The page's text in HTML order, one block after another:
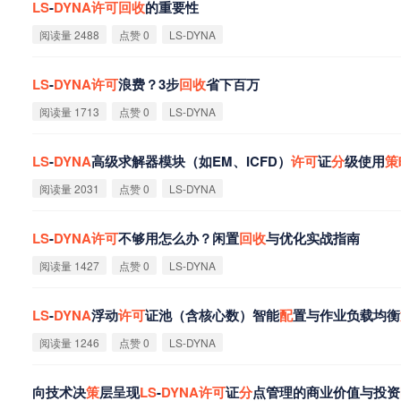
LS-DYNA许可回收的重要性
阅读量 2488 点赞 0 LS-DYNA
LS-DYNA许可浪费？3步回收省下百万
阅读量 1713 点赞 0 LS-DYNA
LS-DYNA高级求解器模块（如EM、ICFD） 许可证分级使用策
阅读量 2031 点赞 0 LS-DYNA
LS-DYNA许可不够用怎么办？闲置回收与优化实战指南
阅读量 1427 点赞 0 LS-DYNA
LS-DYNA浮动许可证池（含核心数）智能配置与作业负载均衡
阅读量 1246 点赞 0 LS-DYNA
向技术决策层呈现LS-DYNA许可证分点管理的商业价值与投资